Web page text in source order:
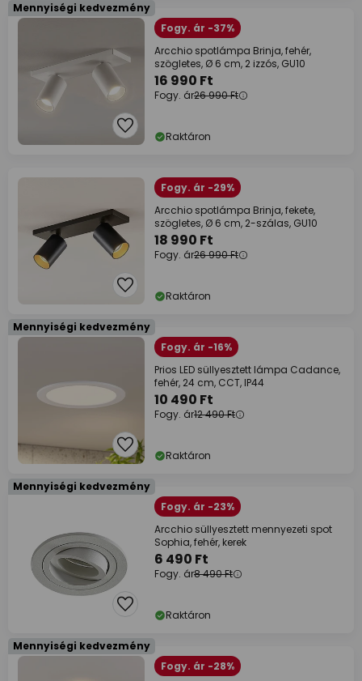
Mennyiségi kedvezmény
Fogy. ár -37%
Arcchio spotlámpa Brinja, fehér,
szögletes, Ø 6 cm, 2 izzós, GU10
16 990 Ft
Fogy. ár26 990 Ft
Raktáron
Fogy. ár -29%
Arcchio spotlámpa Brinja, fekete,
szögletes, Ø 6 cm, 2-szálas, GU10
18 990 Ft
Fogy. ár26 990 Ft
Raktáron
Mennyiségi kedvezmény
Fogy. ár -16%
Prios LED süllyesztett lámpa Cadance,
fehér, 24 cm, CCT, IP44
10 490 Ft
Fogy. ár12 490 Ft
Raktáron
Mennyiségi kedvezmény
Fogy. ár -23%
Arcchio süllyesztett mennyezeti spot
Sophia, fehér, kerek
6 490 Ft
Fogy. ár8 490 Ft
Raktáron
Mennyiségi kedvezmény
Fogy. ár -28%